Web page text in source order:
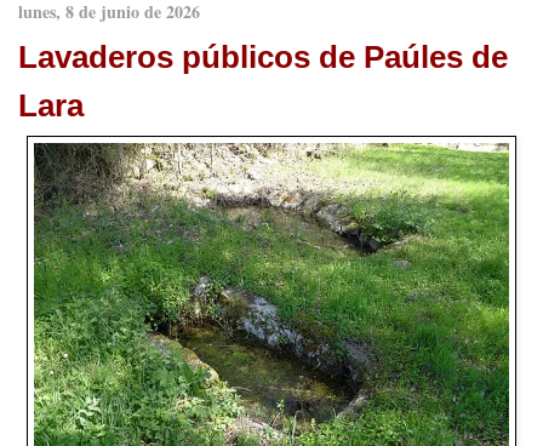
lunes, 8 de junio de 2026
Lavaderos públicos de Paúles de
Lara